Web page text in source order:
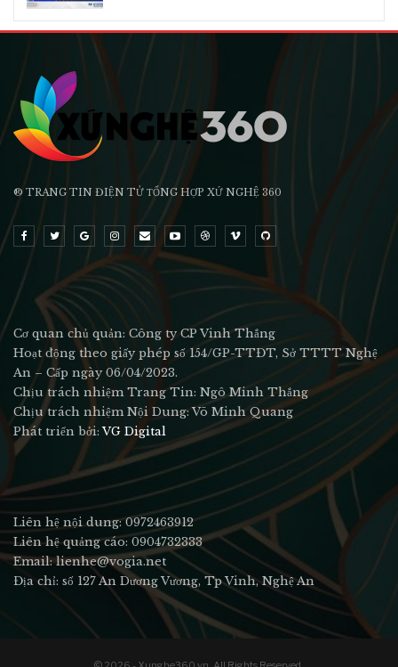
® TRANG TIN ĐIỆN TỬ ТỔNG HỢP XỨ NGHỆ 360
Cơ quan chủ quản: Công ty CP Vinh Thắng
Hoạt động theo giấy phép số 154/GP-TTĐT, Sở TTTT Nghệ
An – Cấp ngày 06/04/2023.
Chịu trách nhiệm Trang Tin: Ngô Minh Thắng
Chịu trách nhiệm Nội Dung: Võ Minh Quang
Phát triển bởi:VG Digital
Liên hệ nội dung: 0972463912
Liên hệ quảng cáo: 0904732333
Email: lienhe@vogia.net
Địa chỉ: số 127 An Dương Vương, Tp Vinh, Nghệ An